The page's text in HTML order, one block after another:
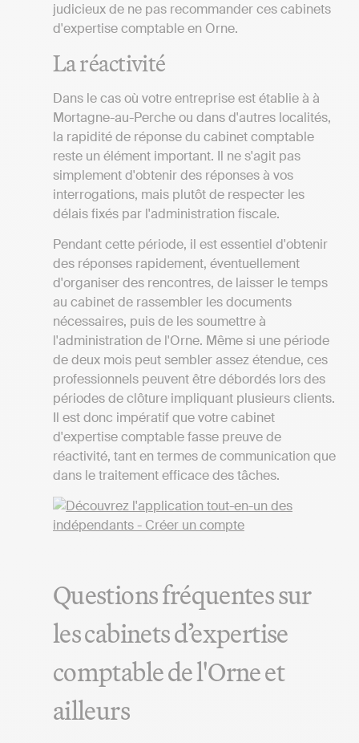
judicieux de ne pas recommander ces cabinets
d'expertise comptable en Orne.
La réactivité
Dans le cas où votre entreprise est établie à à
Mortagne-au-Perche ou dans d'autres localités,
la rapidité de réponse du cabinet comptable
reste un élément important. Il ne s'agit pas
simplement d'obtenir des réponses à vos
interrogations, mais plutôt de respecter les
délais fixés par l'administration fiscale.
Pendant cette période, il est essentiel d'obtenir
des réponses rapidement, éventuellement
d'organiser des rencontres, de laisser le temps
au cabinet de rassembler les documents
nécessaires, puis de les soumettre à
l'administration de l'Orne. Même si une période
de deux mois peut sembler assez étendue, ces
professionnels peuvent être débordés lors des
périodes de clôture impliquant plusieurs clients.
Il est donc impératif que votre cabinet
d'expertise comptable fasse preuve de
réactivité, tant en termes de communication que
dans le traitement efficace des tâches.
Questions fréquentes sur
les cabinets d’expertise
comptable de l'Orne et
ailleurs